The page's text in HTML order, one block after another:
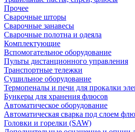
Прочее
Сварочные шторы
Сварочные занавесы
Сварочные полотна и одеяла
Комплектующие
Вспомогательное оборудование
Пульты дистанционного управления
Транспортные тележки
Сушильное оборудование
Термопеналы и печи для прокалки
Бункеры для хранения флюсов
Автоматическое оборудование
Автоматическая сварка под слоем
Головки и горелки (SAW)